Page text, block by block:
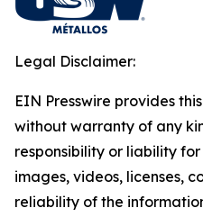
Legal Disclaimer:
EIN Presswire provides
without warranty of any
responsibility or liability
images, videos, licenses,
reliability of the